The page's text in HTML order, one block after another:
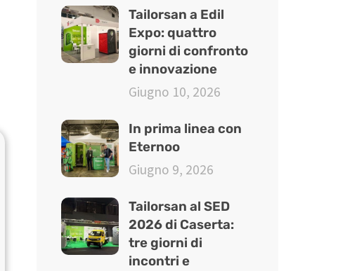
Tailorsan a Edil
Expo: quattro
giorni di confronto
e innovazione
Giugno 10, 2026
In prima linea con
Eternoo
Giugno 9, 2026
Tailorsan al SED
2026 di Caserta:
tre giorni di
incontri e